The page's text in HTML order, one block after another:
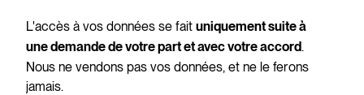
L'accès à vos données se fait uniquement suite à
une demande de votre part et avec votre accord.
Nous ne vendons pas vos données, et ne le ferons
jamais.